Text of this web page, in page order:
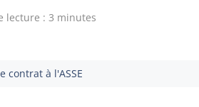
lecture : 3 minutes
à l'ASSE